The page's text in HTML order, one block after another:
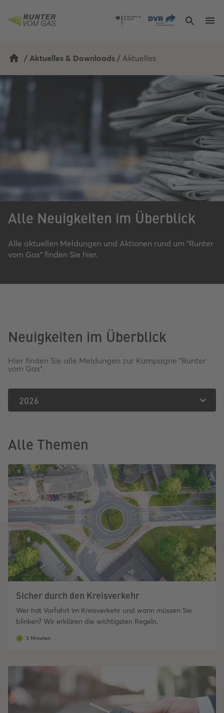
/ Aktuelles & Downloads / Aktuelles
Alle Neuigkeiten im Überblick
Alle aktuellen Meldungen und Aktionen rund um "Runter
vom Gas" finden Sie hier.
Neuigkeiten im Überblick
Hier finden Sie alle Meldungen zur Kampagne "Runter
vom Gas".
2026
Alle Themen
Sicher durch den Kreisverkehr
Wer hat Vorfahrt im Kreisverkehr und wann müssen Sie
blinken? Wir erklären die wichtigsten Regeln.
3 Minuten